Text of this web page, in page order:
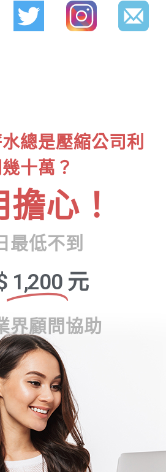
總是壓縮公司利
十萬？
心！
最低不到
1,200 元
界顧問協助